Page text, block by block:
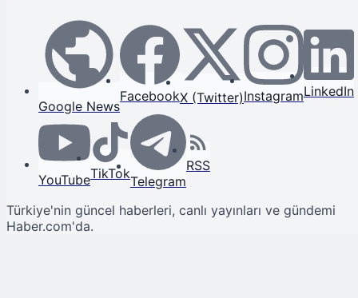
Google News
FacebookX (Twitter)InstagramLinkedIn
YouTubeTikTokTelegram
RSS
Türkiye'nin güncel haberleri, canlı yayınları ve gündemi
Haber.com'da.